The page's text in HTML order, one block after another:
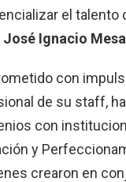
el talento
José Ignacio Mesa
con
de su staff,
con
y
crearon en